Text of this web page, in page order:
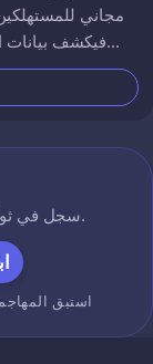
مجاني
البرمجيات السارقة ومراقبة النطاقات عبر 560B+ سطر تسريب.
سجل في ثوانٍ وقم بإجراء أول بحث قبل اختيار منصة.
· استبق